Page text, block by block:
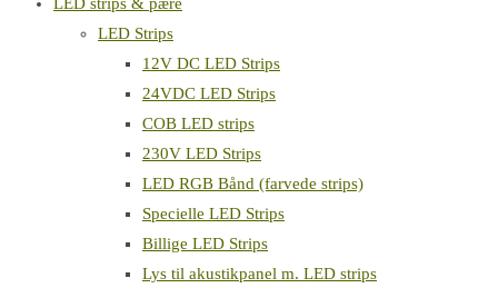
LED Strips
12V DC LED Strips
24VDC LED Strips
COB LED strips
230V LED Strips
LED RGB Bånd (farvede strips)
Specielle LED Strips
Billige LED Strips
Lys til akustikpanel m. LED strips